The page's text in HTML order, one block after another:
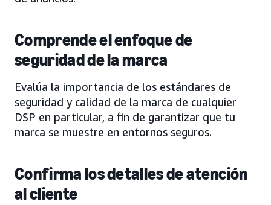
Comprende el enfoque de
seguridad de la marca
Evalúa la importancia de los estándares de
seguridad y calidad de la marca de cualquier
DSP en particular, a fin de garantizar que tu
marca se muestre en entornos seguros.
Confirma los detalles de atención
al cliente